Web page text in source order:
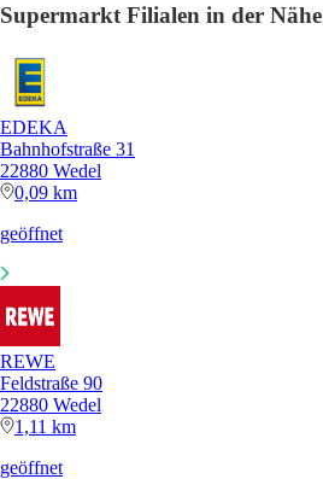
Supermarkt Filialen in der Nähe
EDEKA
Bahnhofstraße 31
22880 Wedel
0,09 km
geöffnet
REWE
Feldstraße 90
22880 Wedel
1,11 km
geöffnet